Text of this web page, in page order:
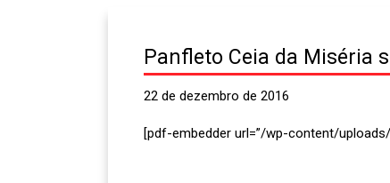
Panfleto Ceia da Miséria
22 de dezembro de 2016
[pdf-embedder url=”/wp-content/